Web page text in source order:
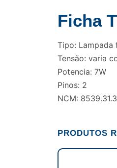
Ficha
Tipo: Lampada
Tensão: varia
Potencia: 7W
Pinos: 2
NCM:
PRODUTOS